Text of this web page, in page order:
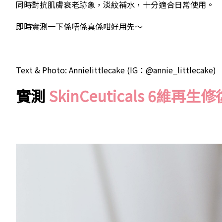
同時對抗肌膚衰老跡象，淡紋補水，十分適合日常使用。
即時實測一下係唔係真係咁好用先～
Text & Photo: Annielittlecake (IG：@annie_littlecake)
實測 SkinCeuticals 6維再生修